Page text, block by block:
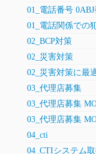
01_電話番号
01_電話関係での
02_BCP対策
02_災害対策
02_災害対策に最
03_代理店募集
03_代理店募集
03_代理店募集
04_cti
04_CTIシステム取